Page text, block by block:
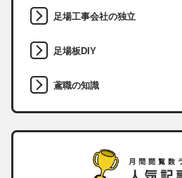
足場工事会社の独立
足場板DIY
鳶職の知識